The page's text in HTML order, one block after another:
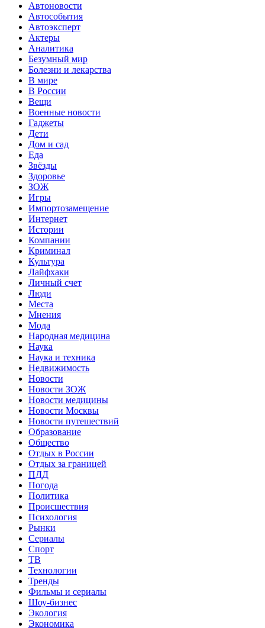
Автоновости
Автособытия
Автоэксперт
Актеры
Аналитика
Безумный мир
Болезни и лекарства
В мире
В России
Вещи
Военные новости
Гаджеты
Дети
Дом и сад
Еда
Звёзды
Здоровье
ЗОЖ
Игры
Импортозамещение
Интернет
Истории
Компании
Криминал
Культура
Лайфхаки
Личный счет
Люди
Места
Мнения
Мода
Народная медицина
Наука
Наука и техника
Недвижимость
Новости
Новости ЗОЖ
Новости медицины
Новости Москвы
Новости путешествий
Образование
Общество
Отдых в России
Отдых за границей
ПДД
Погода
Политика
Происшествия
Психология
Рынки
Сериалы
Спорт
ТВ
Технологии
Тренды
Фильмы и сериалы
Шоу-бизнес
Экология
Экономика